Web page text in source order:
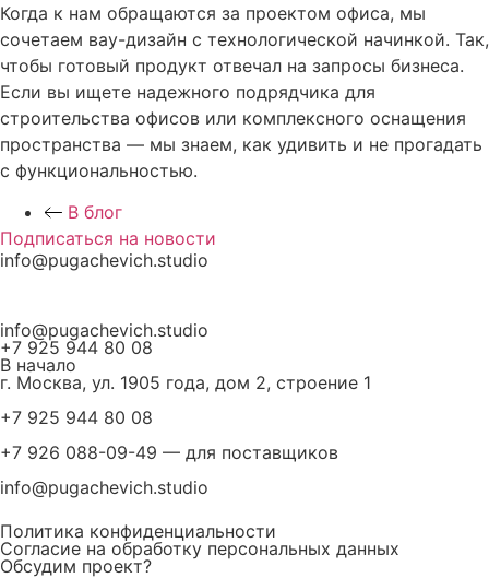
Когда к нам обращаются за проектом офиса, мы
сочетаем вау-дизайн с технологической начинкой. Так,
чтобы готовый продукт отвечал на запросы бизнеса.
Если вы ищете надежного подрядчика для
строительства офисов или комплексного оснащения
пространства — мы знаем, как удивить и не прогадать
с функциональностью.
В блог
Подписаться на новости
info@pugachevich.studio
info@pugachevich.studio
+7 925 944 80 08
В начало
г. Москва, ул. 1905 года, дом 2, строение 1
+7 925 944 80 08
+7 926 088-09-49 — для поставщиков
info@pugachevich.studio
Политика конфиденциальности
Согласие на обработку персональных данных
Обсудим проект?